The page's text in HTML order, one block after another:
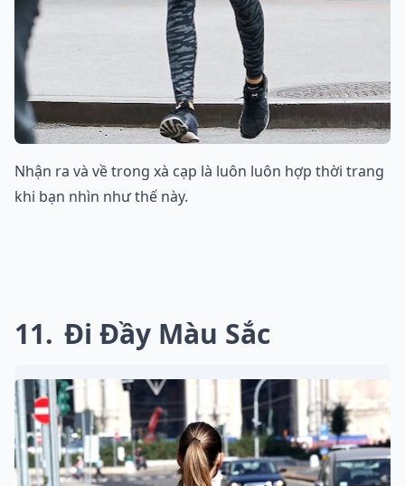
Nhận ra và về trong xà cạp là luôn luôn hợp thời trang
khi bạn nhìn như thế này.
11 Đi Đầy Màu Sắc